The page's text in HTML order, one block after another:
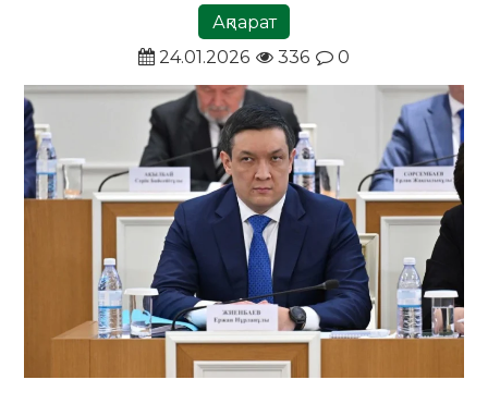
Ақпарат
24.01.2026
336 0